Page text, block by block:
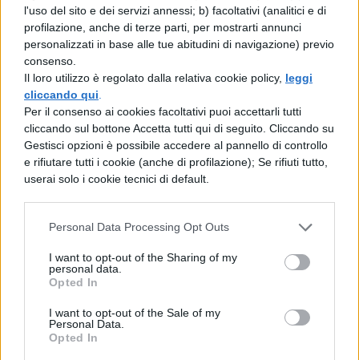
l'uso del sito e dei servizi annessi; b) facoltativi (analitici e di
profilazione, anche di terze parti, per mostrarti annunci
personalizzati in base alle tue abitudini di navigazione) previo
consenso.
Il loro utilizzo è regolato dalla relativa cookie policy, leggi
cliccando qui
Per il consenso ai cookies facoltativi puoi accettarli tutti
cliccando sul bottone Accetta tutti qui di seguito. Cliccando su
Gestisci opzioni è possibile accedere al pannello di controllo
e rifiutare tutti i cookie (anche di profilazione); Se rifiuti tutto,
userai solo i cookie tecnici di default.
Personal Data Processing Opt Outs
I want to opt-out of the Sharing of my
personal data.
Opted In
I want to opt-out of the Sale of my
Personal Data.
Opted In
FILOSOFIA
La metafisica e la teoria del mistico
FILOSOFIA
Filosofia terapeutica e antinomie
come uso
La comunicazione